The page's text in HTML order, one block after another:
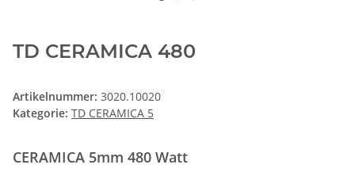
TD CERAMICA 480
Artikelnummer: 3020.10020
Kategorie: TD CERAMICA 5
CERAMICA 5mm 480 Watt